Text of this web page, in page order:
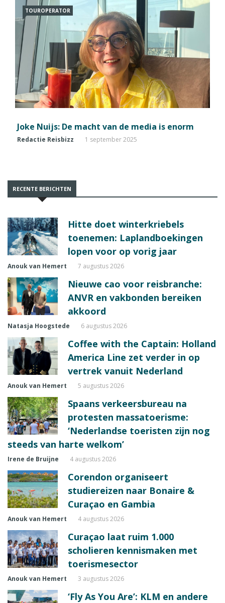
TOUROPERATOR
Joke Nuijs: De macht van de media is enorm
Redactie Reisbizz 1 september 2025
RECENTE BERICHTEN
Hitte doet winterkriebels
toenemen: Laplandboekingen
lopen voor op vorig jaar
Anouk van Hemert 7 augustus 2026
Nieuwe cao voor reisbranche:
ANVR en vakbonden bereiken
akkoord
Natasja Hoogstede 6 augustus 2026
Coffee with the Captain: Holland
America Line zet verder in op
vertrek vanuit Nederland
Anouk van Hemert 5 augustus 2026
Spaans verkeersbureau na
protesten massatoerisme:
‘Nederlandse toeristen zijn nog
steeds van harte welkom’
Irene de Bruijne 4 augustus 2026
Corendon organiseert
studiereizen naar Bonaire &
Curaçao en Gambia
Anouk van Hemert 4 augustus 2026
Curaçao laat ruim 1.000
scholieren kennismaken met
toerismesector
Anouk van Hemert 3 augustus 2026
‘Fly As You Are’: KLM en andere